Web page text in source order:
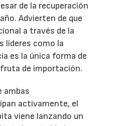
de la recuperación
Advierten de que
a través de la
líderes como la
es la única forma de
de importación.
ambas
activamente, el
viene lanzando un